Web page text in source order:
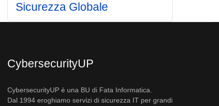
Sicurezza Globale
CybersecurityUP
CybersecurityUP è una BU di Fata Informatica.
Dal 1994 eroghiamo servizi di sicurezza IT per grandi